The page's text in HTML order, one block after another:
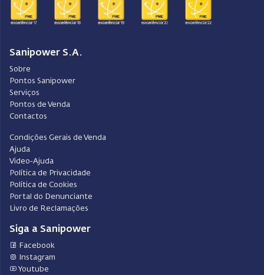
Sanipower S.A.
Sobre
Pontos Sanipower
Serviços
Pontos de Venda
Contactos
Condições Gerais de Venda
Ajuda
Video-Ajuda
Política de Privacidade
Política de Cookies
Portal do Denunciante
Livro de Reclamações
Siga a Sanipower
Facebook
Instagram
Youtube